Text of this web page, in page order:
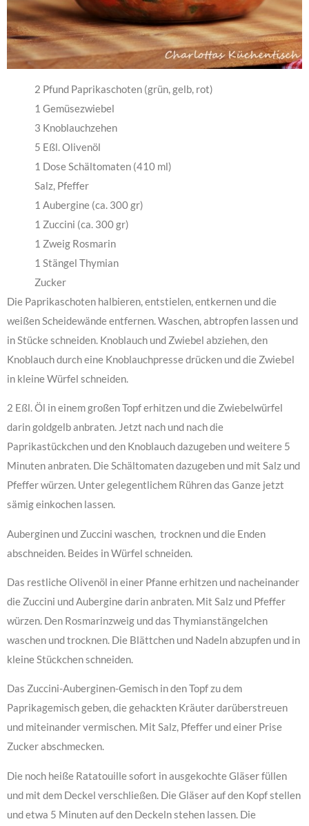
2 Pfund Paprikaschoten (grün, gelb, rot)
1 Gemüsezwiebel
3 Knoblauchzehen
5 Eßl. Olivenöl
1 Dose Schältomaten (410 ml)
Salz, Pfeffer
1 Aubergine (ca. 300 gr)
1 Zuccini (ca. 300 gr)
1 Zweig Rosmarin
1 Stängel Thymian
Zucker
Die Paprikaschoten halbieren, entstielen, entkernen und die
weißen Scheidewände entfernen. Waschen, abtropfen lassen und
in Stücke schneiden. Knoblauch und Zwiebel abziehen, den
Knoblauch durch eine Knoblauchpresse drücken und die Zwiebel
in kleine Würfel schneiden.
2 Eßl. Öl in einem großen Topf erhitzen und die Zwiebelwürfel
darin goldgelb anbraten. Jetzt nach und nach die
Paprikastückchen und den Knoblauch dazugeben und weitere 5
Minuten anbraten. Die Schältomaten dazugeben und mit Salz und
Pfeffer würzen. Unter gelegentlichem Rühren das Ganze jetzt
sämig einkochen lassen.
Auberginen und Zuccini waschen, trocknen und die Enden
abschneiden. Beides in Würfel schneiden.
Das restliche Olivenöl in einer Pfanne erhitzen und nacheinander
die Zuccini und Aubergine darin anbraten. Mit Salz und Pfeffer
würzen. Den Rosmarinzweig und das Thymianstängelchen
waschen und trocknen. Die Blättchen und Nadeln abzupfen und in
kleine Stückchen schneiden.
Das Zuccini-Auberginen-Gemisch in den Topf zu dem
Paprikagemisch geben, die gehackten Kräuter darüberstreuen
und miteinander vermischen. Mit Salz, Pfeffer und einer Prise
Zucker abschmecken.
Die noch heiße Ratatouille sofort in ausgekochte Gläser füllen
und mit dem Deckel verschließen. Die Gläser auf den Kopf stellen
und etwa 5 Minuten auf den Deckeln stehen lassen. Die